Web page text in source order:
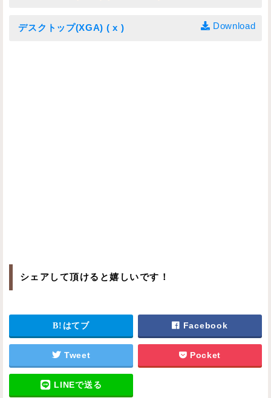
デスクトップ(XGA) ( x ) Download
シェアして頂けると嬉しいです！
はてブ Facebook
Tweet Pocket
LINEで送る